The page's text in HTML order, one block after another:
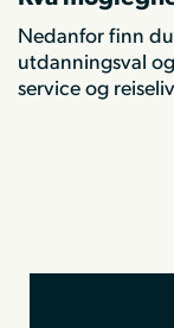
Nedanfor finn
utdanningsval
service og